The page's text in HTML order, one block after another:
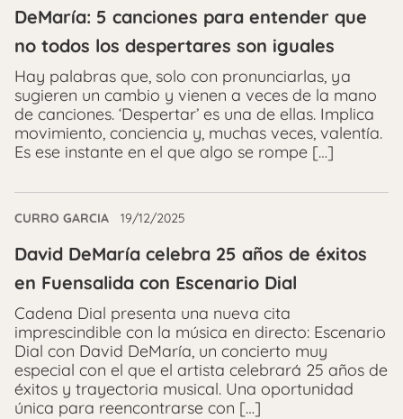
DeMaría: 5 canciones para entender que
no todos los despertares son iguales
Hay palabras que, solo con pronunciarlas, ya
sugieren un cambio y vienen a veces de la mano
de canciones. ‘Despertar’ es una de ellas. Implica
movimiento, conciencia y, muchas veces, valentía.
Es ese instante en el que algo se rompe […]
CURRO GARCIA 19/12/2025
David DeMaría celebra 25 años de éxitos
en Fuensalida con Escenario Dial
Cadena Dial presenta una nueva cita
imprescindible con la música en directo: Escenario
Dial con David DeMaría, un concierto muy
especial con el que el artista celebrará 25 años de
éxitos y trayectoria musical. Una oportunidad
única para reencontrarse con […]